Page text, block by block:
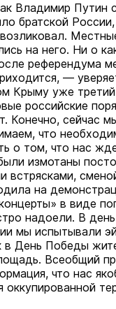
Владимир Путин
братской
на него. Ни о
референдума
—
Крыму уже
российские
Конечно, сейчас
что
о том, что нас
измотаны
встрясками,
на
в виде
надоели. В
мы испытывали
в День Победы
Всеобщий
что нас
оккупированной